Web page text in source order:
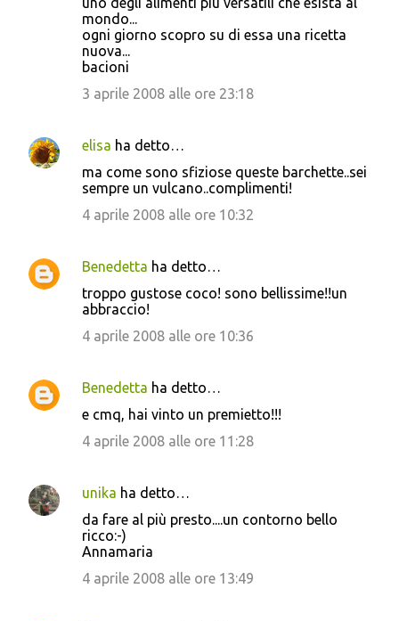
mondo...
ogni giorno scopro su di essa una ricetta
nuova...
bacioni
3 aprile 2008 alle ore 23:18
elisa ha detto…
ma come sono sfiziose queste barchette..sei
sempre un vulcano..complimenti!
4 aprile 2008 alle ore 10:32
Benedetta ha detto…
troppo gustose coco! sono bellissime!!un
abbraccio!
4 aprile 2008 alle ore 10:36
Benedetta ha detto…
e cmq, hai vinto un premietto!!!
4 aprile 2008 alle ore 11:28
unika ha detto…
da fare al più presto....un contorno bello
ricco:-)
Annamaria
4 aprile 2008 alle ore 13:49